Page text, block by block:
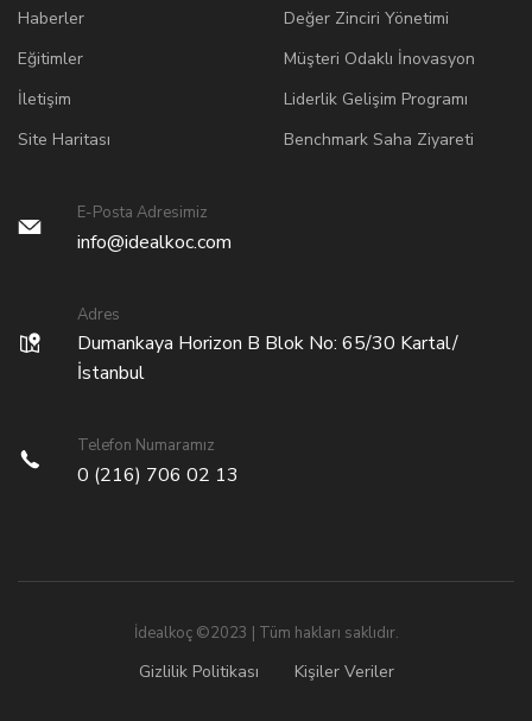
Haberler
Eğitimler
İletişim
Site Haritası
Değer Zinciri Yönetimi
Müşteri Odaklı İnovasyon
Liderlik Gelişim Programı
Benchmark Saha Ziyareti
E-Posta Adresimiz
info@idealkoc.com
Adres
Dumankaya Horizon B Blok No: 65/30 Kartal/
İstanbul
Telefon Numaramız
0 (216) 706 02 13
İdealkoç ©2023 | Tüm hakları saklıdır.
Gizlilik Politikası Kişiler Veriler